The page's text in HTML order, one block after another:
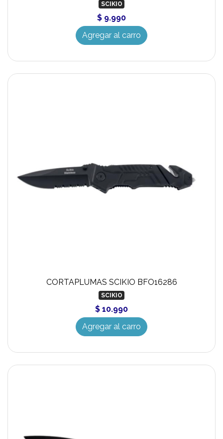
SCIKIO
$ 9.990
Agregar al carro
CORTAPLUMAS SCIKIO BFO16286
SCIKIO
$ 10.990
Agregar al carro